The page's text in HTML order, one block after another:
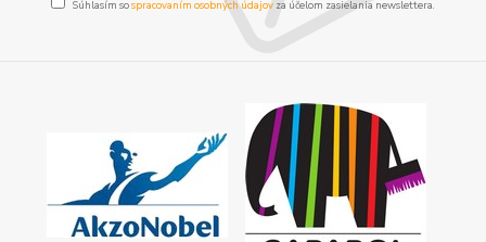
Súhlasím sospracovaním osobných údajov za účelom zasielania newslettera.